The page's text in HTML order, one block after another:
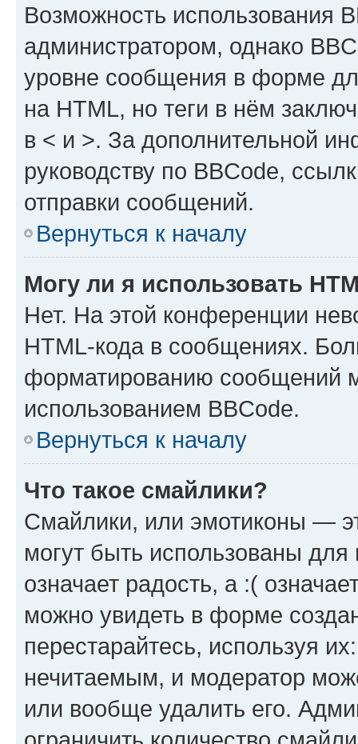
Возможность использования
администратором, однако
уровне сообщения в форме
на HTML, но теги в нём
в < и >. За дополнительной
руководству по BBCode,
отправки сообщений.
Вернуться к началу
Могу ли я использовать
Нет. На этой конференции
HTML-кода в сообщениях.
форматированию сообщений
использованием BBCode.
Вернуться к началу
Что такое смайлики?
Смайлики, или эмотиконы —
могут быть использованы
означает радость, а :(
можно увидеть в форме
перестарайтесь, используя
нечитаемым, и модератор
или вообще удалить его.